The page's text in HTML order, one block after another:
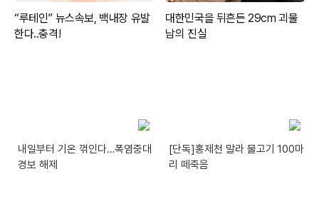
내일부터 기온 꺾인다…폭염중대
경보 해제
[단독]홍제천 말라 물고기 100마
리 떼죽음